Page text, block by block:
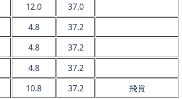
12.0
37.0
4.8
37.2
4.8
37.2
4.8
37.2
10.8 37.2
飛賞